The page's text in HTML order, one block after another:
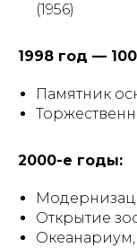
(1956)
1998 год —
Памятник
2000-е годы:
Открытие